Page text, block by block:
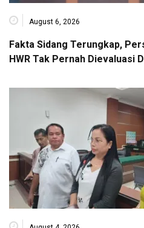
August 6, 2026
Fakta Sidang Terungkap,
HWR Tak Pernah Dievaluasi